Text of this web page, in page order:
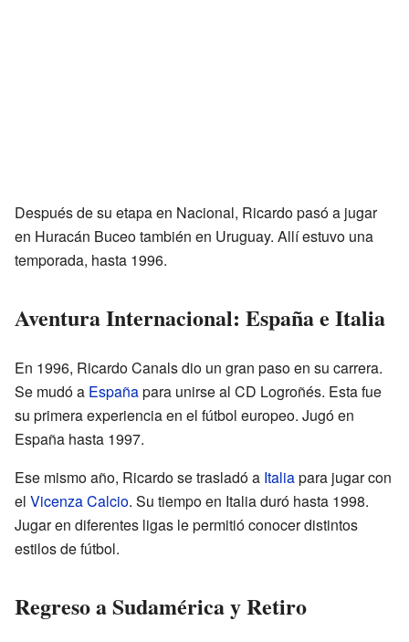
Después de su etapa en Nacional, Ricardo pasó a jugar
en Huracán Buceo también en Uruguay. Allí estuvo una
temporada, hasta 1996.
Aventura Internacional: España e Italia
En 1996, Ricardo Canals dio un gran paso en su carrera.
Se mudó a Españapara unirse al CD Logroñés. Esta fue
su primera experiencia en el fútbol europeo. Jugó en
España hasta 1997.
Ese mismo año, Ricardo se trasladó a Italiapara jugar con
el Vicenza Calcio. Su tiempo en Italia duró hasta 1998.
Jugar en diferentes ligas le permitió conocer distintos
estilos de fútbol.
Regreso a Sudamérica y Retiro